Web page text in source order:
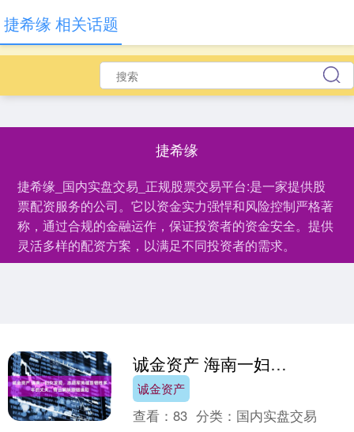
捷希缘
捷希缘_国内实盘交易_正规股票交易平台:是一家提供股
票配资服务的公司。它以资金实力强悍和风险控制严格著
称，通过合规的金融运作，保证投资者的资金安全。提供
灵活多样的配资方案，以满足不同投资者的需求。
捷希缘 相关话题
诚金资产 海南一妇女发现，志愿军英雄是牺牲多年的丈夫，寄出解除婚姻通知
诚金资产
查看：83 分类： 国内实盘交易